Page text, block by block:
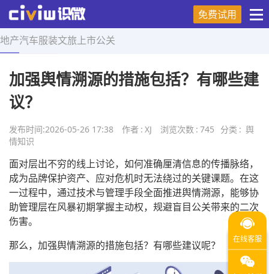
免费试用
地产汽车服装文旅 上市公关
首页 > 舆情知识 > 正文
加强舆情溯源的措施包括？有哪些建
议？
发布时间:2026-05-26 17:38 作者 : XJ 浏览次数 : 745 分类 : 舆
情知识
面对层出不穷的线上讨论，如何准确厘清信息的传播脉络，
成为品牌保护资产、应对危机时无法绕过的关键课题。在这
一过程中，通过技术与管理手段全面推进舆情溯源，能够协
助管理层在风暴初期掌握主动权，规避盲目公关带来的二次
伤害。
那么，加强舆情溯源的措施包括？有哪些建议呢？